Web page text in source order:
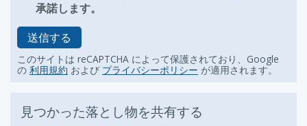
承諾します。
送信する
このサイトは reCAPTCHA によって保護されており、Google
の 利用規約 および プライバシーポリシー が適用されます。
見つかった落とし物を共有する